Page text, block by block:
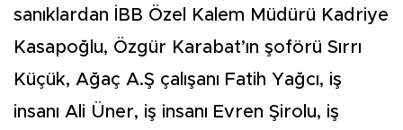
sanıklardan İBB Özel Kalem Müdürü Kadriye
Kasapoğlu, Özgür Karabat’ın şoförü Sırrı
Küçük, Ağaç A.Ş çalışanı Fatih Yağcı, iş
insanı Ali Üner, iş insanı Evren Şirolu, iş